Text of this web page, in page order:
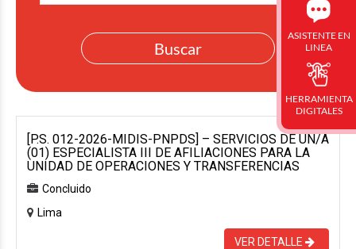
[P.S. 012-2026-MIDIS-PNPDS] – SERVICIOS DE UN/A
(01) ESPECIALISTA III DE AFILIACIONES PARA LA
UNIDAD DE OPERACIONES Y TRANSFERENCIAS
Concluido
Lima
VER DETALLE
ASISTENTE EN
LINEA
HERRAMIENTA
DIGITALES